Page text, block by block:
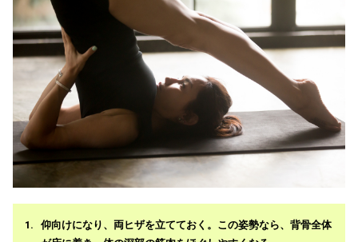
仰向けになり、両ヒザを立てておく。この姿勢なら、背骨全体